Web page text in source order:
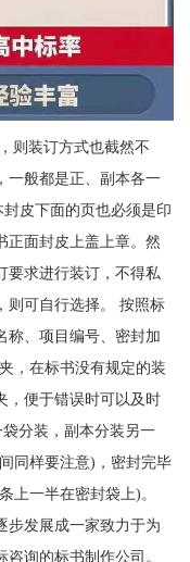
则装订方式也截然不
一般都是正、副本各一
皮下面的页也必须是印
正面封皮上盖上章。然
要求进行装订，不得私
则可自行选择。 按照标
称、项目编号、密封加
，在标书没有规定的装
，便于错误时可以及时
分装，副本分装另一
同样要注意)，密封完毕
上一半在密封袋上)。
步发展成一家致力于为
询的标书制作公司。